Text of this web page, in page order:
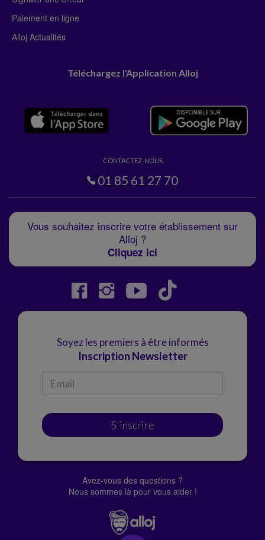
Paiement en ligne
Alloj Actualités
Téléchargez l'Application Alloj
CONTACTEZ-NOUS
01 85 61 27 70
Vous souhaitez inscrire votre établissement sur
Alloj ?
Cliquez ici
Soyez les premiers à être informés
Inscription Newsletter
S'inscrire
Avez-vous des questions ?
Nous sommes là pour vous aider !